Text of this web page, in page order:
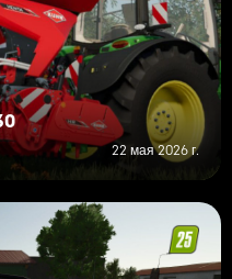
22 мая 2026 г.